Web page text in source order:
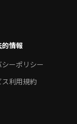
的情報
ーポリシー
ス利用規約